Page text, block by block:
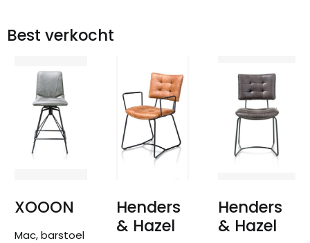
Best verkocht
XOOON
Mac, barstoel
Henders
& Hazel
Henders
& Hazel